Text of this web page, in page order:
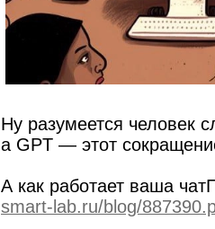
Ну разумеется человек
а GPT — этот
А как работает ваша
smart-lab.ru/blog/